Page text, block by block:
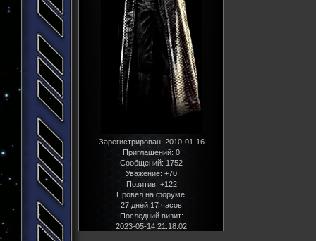
Зарегистрирован: 2010-01-16
Приглашений: 0
Сообщений: 1752
Уважение: +70
Позитив: +122
Провел на форуме:
27 дней 17 часов
Последний визит:
2023-05-14 21:18:02